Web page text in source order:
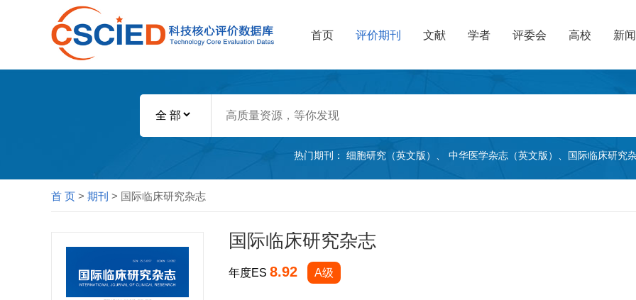
首页 评价期刊 文献 学者 评委会 高校 新闻
热门期刊： 细胞研究（英文版） 中华医学杂志（英文版） 国际临床研究
首 页 > 期刊 > 国际临床研究杂志
国际临床研究杂志
年度ES 8.92 A级